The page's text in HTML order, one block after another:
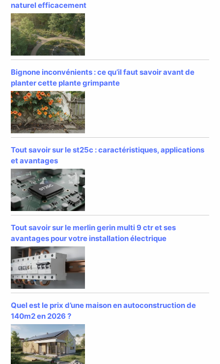
naturel efficacement
Bignone inconvénients : ce qu’il faut savoir avant de
planter cette plante grimpante
Tout savoir sur le st25c : caractéristiques, applications
et avantages
Tout savoir sur le merlin gerin multi 9 ctr et ses
avantages pour votre installation électrique
Quel est le prix d’une maison en autoconstruction de
140m2 en 2026 ?